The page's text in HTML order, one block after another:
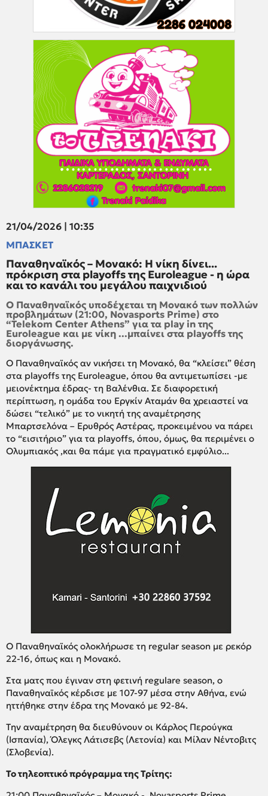
21/04/2026 | 10:35
ΜΠΑΣΚΕΤ
Παναθηναϊκός – Μονακό: Η νίκη δίνει...
πρόκριση στα playoffs της Euroleague - η ώρα
και το κανάλι του μεγάλου παιχνιδιού
Ο Παναθηναϊκός υποδέχεται τη Μονακό των πολλών
προβλημάτων (21:00, Novasports Prime) στο
“Telekom Center Athens” για τα play in της
Euroleague και με νίκη ...μπαίνει στα playoffs της
διοργάνωσης.
Ο Παναθηναϊκός αν νικήσει τη Μονακό, θα “κλείσει” θέση
στα playoffs της Euroleague, όπου θα αντιμετωπίσει -με
μειονέκτημα έδρας- τη Βαλένθια. Σε διαφορετική
περίπτωση, η ομάδα του Εργκίν Αταμάν θα χρειαστεί να
δώσει “τελικό” με το νικητή της αναμέτρησης
Μπαρτσελόνα – Ερυθρός Αστέρας, προκειμένου να πάρει
το “εισιτήριο” για τα playoffs, όπου, όμως, θα περιμένει ο
Ολυμπιακός ,και θα πάμε για πραγματικό εμφύλιο...
Ο Παναθηναϊκός ολοκλήρωσε τη regular season με ρεκόρ
22-16, όπως και η Μονακό.
Στα ματς που έγιναν στη φετινή regulare season, ο
Παναθηναϊκός κέρδισε με 107-97 μέσα στην Αθήνα, ενώ
ηττήθηκε στην έδρα της Μονακό με 92-84.
Tην αναμέτρηση θα διευθύνουν οι Κάρλος Περούγκα
(Ισπανία), Όλεγκς Λάτισεβς (Λετονία) και Μίλαν Νέντοβιτς
(Σλοβενία).
Το τηλεοπτικό πρόγραμμα της Τρίτης: